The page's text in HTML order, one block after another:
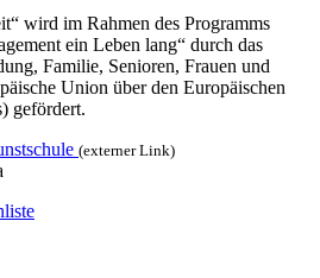
wird im Rahmen des Programms
ein Leben lang“ durch das
Familie, Senioren, Frauen und
Union über den Europäischen
gefördert.
(externer Link)